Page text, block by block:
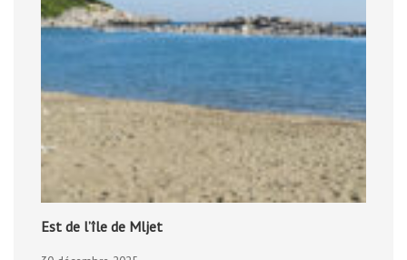
Est de l’île de Mljet